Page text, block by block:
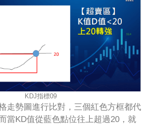
KDJ指標09
走勢圖進行比對，三個紅色方框都代
當KD值從藍色點位往上超過20，就